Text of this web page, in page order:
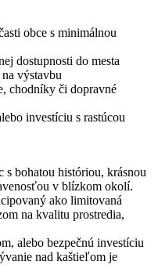
obce s minimálnou
dostupnosti do mesta
výstavbu
chodníky či dopravné
investíciu s rastúcou
s bohatou históriou, krásnou
v blízkom okolí.
ako limitovaná
na kvalitu prostredia,
alebo bezpečnú investíciu
nad kaštieľom je